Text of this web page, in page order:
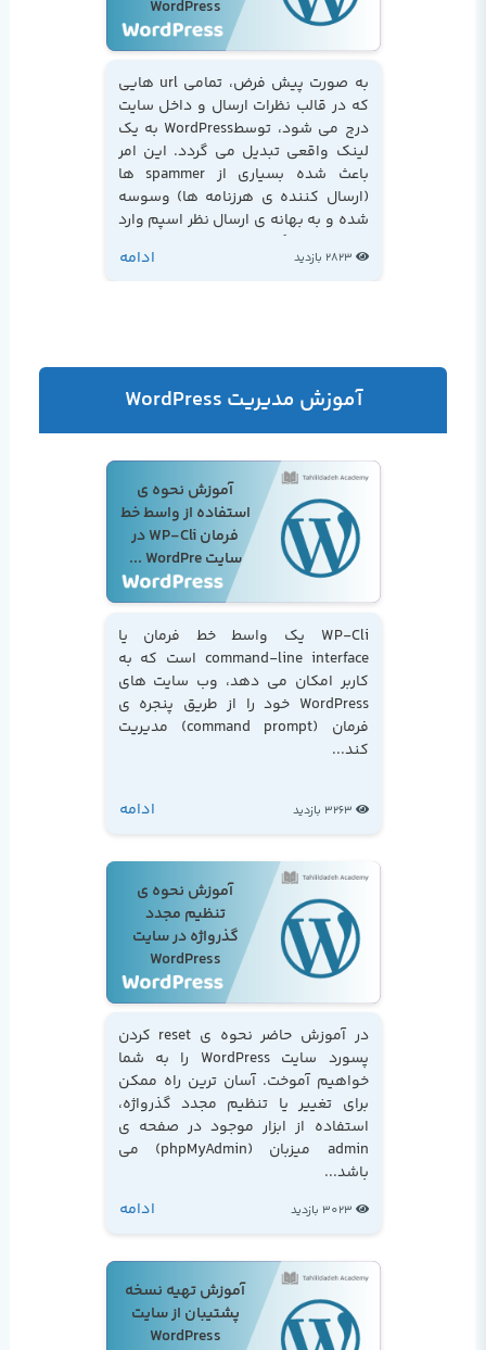
WordPress
به صورت پیش فرض، تمامی url هایی
که در قالب نظرات ارسال و داخل سایت
درج می شود، توسطWordPress به یک
لینک واقعی تبدیل می گردد. این امر
باعث شده بسیاری از spammer ها
(ارسال کننده ی هرزنامه ها) وسوسه
شده و به بهانه ی ارسال نظر اسپم وارد
صفحه ی وبلاگ کنند...
2823 بازدید ادامه
آموزش مدیریت WordPress
آموزش نحوه ی
استفاده از واسط خط
فرمان WP-Cli در
سایت WordPre ...
WP-Cli یک واسط خط فرمان یا
command-line interface است که به
کاربر امکان می دهد، وب سایت های
WordPress خود را از طریق پنجره ی
فرمان (command prompt) مدیریت
کند...
3263 بازدید ادامه
آموزش نحوه ی
تنظیم مجدد
گذرواژه در سایت
WordPress
در آموزش حاضر نحوه ی reset کردن
پسورد سایت WordPress را به شما
خواهیم آموخت. آسان ترین راه ممکن
برای تغییر یا تنظیم مجدد گذرواژه،
استفاده از ابزار موجود در صفحه ی
admin میزبان (phpMyAdmin) می
باشد...
3023 بازدید ادامه
آموزش تهیه نسخه
پشتیبان از سایت
WordPress